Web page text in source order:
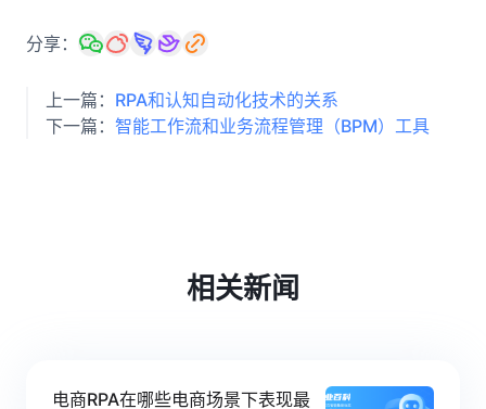
分享：
上一篇： RPA和认知自动化技术的关系
下一篇： 智能工作流和业务流程管理（BPM）工具
相关新闻
电商RPA在哪些电商场景下表现最